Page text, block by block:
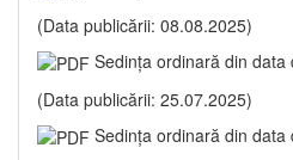
(Data publicării: 08.08.2025)
Sedinţa ordinară din data
(Data publicării: 25.07.2025)
Sedinţa ordinară din data